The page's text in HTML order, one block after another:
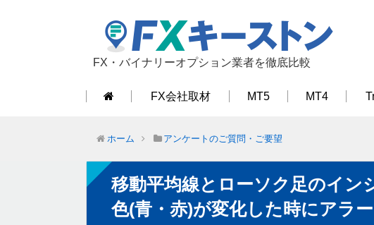
FX・バイナリーオプション業者を徹底比較
FX会社取材 MT5 MT4
ホーム アンケートのご質問・ご要望
移動平均線とローソク足のイン
色(青・赤)が変化した時にアラ